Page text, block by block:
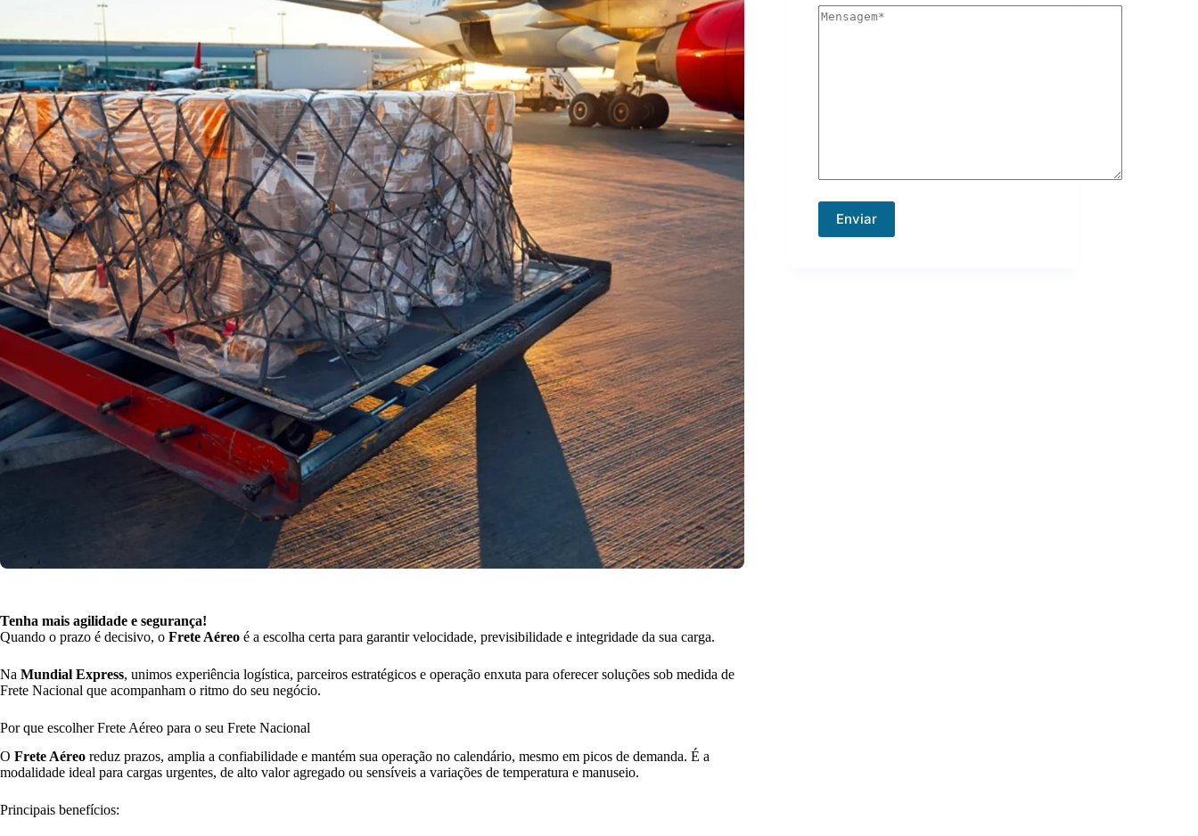
Tenha mais agilidade e segurança!
Quando o prazo é decisivo, o Frete Aéreo é a escolha certa para garantir velocidade, previsibilidade e integridade da sua carga.
Na Mundial Express, unimos experiência logística, parceiros estratégicos e operação enxuta para oferecer soluções sob medida de
Frete Nacional que acompanham o ritmo do seu negócio.
Por que escolher Frete Aéreo para o seu Frete Nacional
O Frete Aéreo reduz prazos, amplia a confiabilidade e mantém sua operação no calendário, mesmo em picos de demanda. É a
modalidade ideal para cargas urgentes, de alto valor agregado ou sensíveis a variações de temperatura e manuseio.
Principais benefícios: